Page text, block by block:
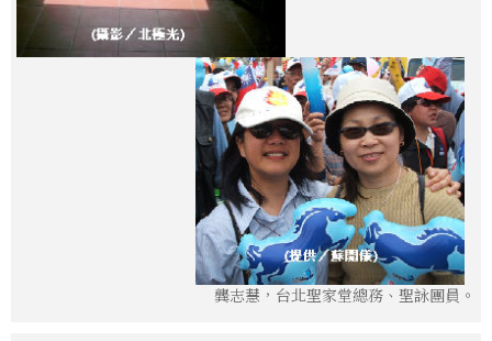
龔志慧，台北聖家堂總務、聖詠團員。